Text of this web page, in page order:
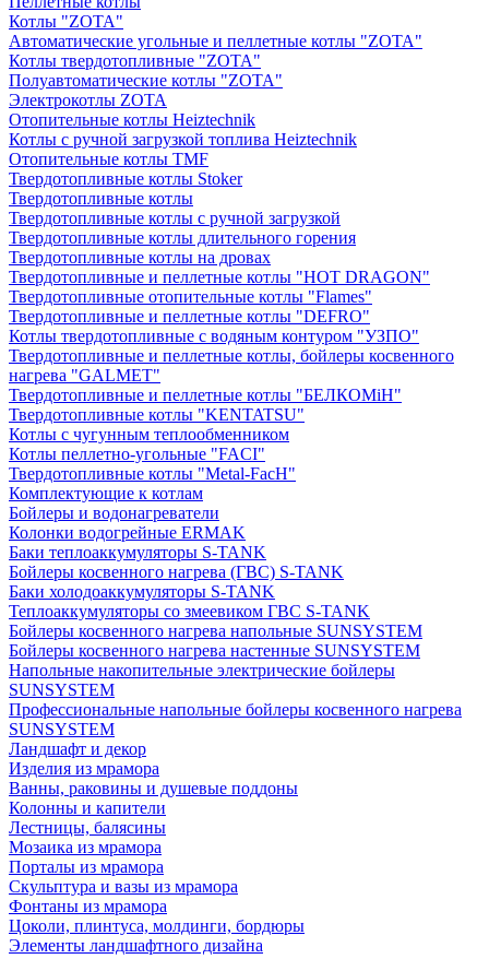
Котлы "ZOTA"
Автоматические угольные и пеллетные котлы "ZOTA"
Котлы твердотопливные "ZOTA"
Полуавтоматические котлы "ZOTA"
Электрокотлы ZOTA
Отопительные котлы Heiztechnik
Котлы с ручной загрузкой топлива Heiztechnik
Отопительные котлы TMF
Твердотопливные котлы Stoker
Твердотопливные котлы
Твердотопливные котлы с ручной загрузкой
Твердотопливные котлы длительного горения
Твердотопливные котлы на дровах
Твердотопливные и пеллетные котлы "HOT DRAGON"
Твердотопливные отопительные котлы "Flames"
Твердотопливные и пеллетные котлы "DEFRO"
Котлы твердотопливные с водяным контуром "УЗПО"
Твердотопливные и пеллетные котлы, бойлеры косвенного
нагрева "GALMET"
Твердотопливные и пеллетные котлы "БЕЛКОМiН"
Твердотопливные котлы "KENTATSU"
Котлы с чугунным теплообменником
Котлы пеллетно-угольные "FACI"
Твердотопливные котлы "Metal-FacH"
Комплектующие к котлам
Бойлеры и водонагреватели
Колонки водогрейные ERMAK
Баки теплоаккумуляторы S-TANK
Бойлеры косвенного нагрева (ГВС) S-TANK
Баки холодоаккумуляторы S-TANK
Теплоаккумуляторы со змеевиком ГВС S-TANK
Бойлеры косвенного нагрева напольные SUNSYSTEM
Бойлеры косвенного нагрева настенные SUNSYSTEM
Напольные накопительные электрические бойлеры
SUNSYSTEM
Профессиональные напольные бойлеры косвенного нагрева
SUNSYSTEM
Ландшафт и декор
Изделия из мрамора
Ванны, раковины и душевые поддоны
Колонны и капители
Лестницы, балясины
Мозаика из мрамора
Порталы из мрамора
Скульптура и вазы из мрамора
Фонтаны из мрамора
Цоколи, плинтуса, молдинги, бордюры
Элементы ландшафтного дизайна